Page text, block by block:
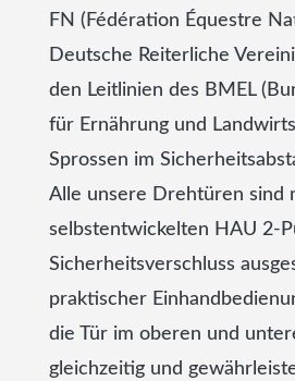
FN (Fédération Équestre
Deutsche Reiterliche
den Leitlinien des BMEL
für Ernährung und
Sprossen im
Alle unsere Drehtüren sind
selbstentwickelten HAU 2-
Sicherheitsverschluss
praktischer
die Tür im oberen und
gleichzeitig und